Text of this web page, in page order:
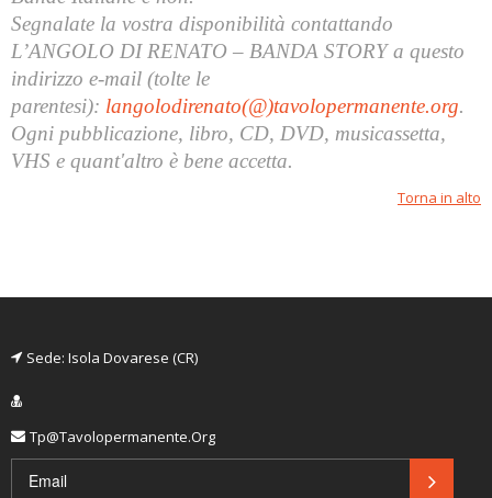
Segnalate la vostra disponibilità contattando
L’ANGOLO DI RENATO – BANDA STORY a questo
indirizzo e-mail (tolte le
parentesi): langolodirenato(@)tavolopermanente.org.
Ogni pubblicazione, libro, CD, DVD, musicassetta,
VHS e quant'altro è bene accetta.
Torna in alto
Sede: Isola Dovarese (CR)
Tp@tavolopermanente.org